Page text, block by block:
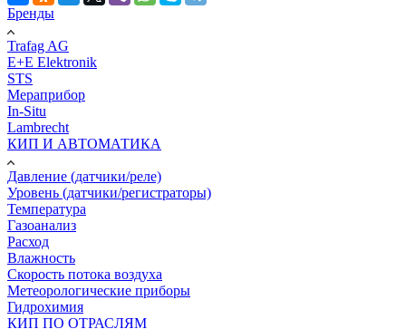
Бренды
Trafag AG
E+E Elektronik
STS
Мераприбор
In-Situ
Lambrecht
КИП И АВТОМАТИКА
Давление (датчики/реле)
Уровень (датчики/регистраторы)
Температура
Газоанализ
Расход
Влажность
Скорость потока воздуха
Метеорологические приборы
Гидрохимия
КИП ПО ОТРАСЛЯМ